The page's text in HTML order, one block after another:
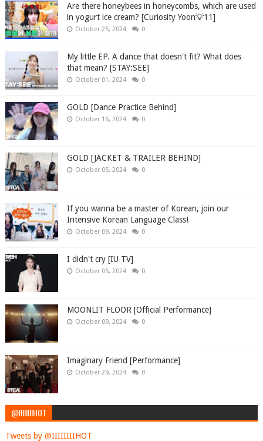
Are there honeybees in honeycombs, which are used
in yogurt ice cream? [Curiosity Yoon💡11]
October 25, 2024 0
My little EP. A dance that doesn't fit? What does
that mean? [STAY:SEE]
October 01, 2024 0
GOLD [Dance Practice Behind]
October 16, 2024 0
GOLD [JACKET & TRAILER BEHIND]
October 05, 2024 0
If you wanna be a master of Korean, join our
Intensive Korean Language Class!
October 09, 2024 0
I didn't cry [IU TV]
October 05, 2024 0
MOONLIT FLOOR [Official Performance]
October 09, 2024 0
Imaginary Friend [Performance]
October 29, 2024 0
@IIIIIIIIHOT
Tweets by @IIIIIIIIHOT